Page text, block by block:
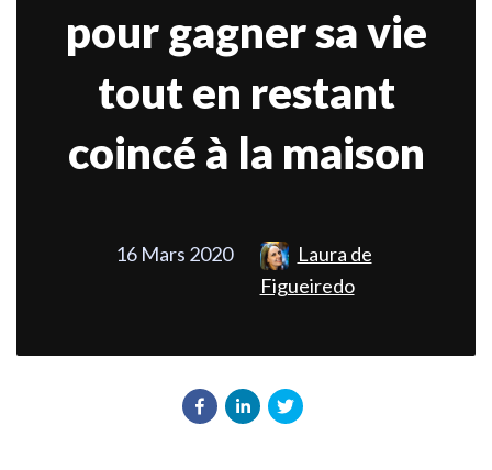
pour gagner sa vie
tout en restant
coincé à la maison
16 Mars 2020
Laura de
Figueiredo